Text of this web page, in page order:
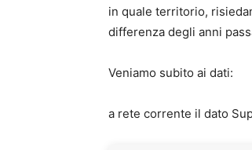
in quale territorio,
differenza degli anni
Veniamo subito ai dati:
a rete corrente il dato